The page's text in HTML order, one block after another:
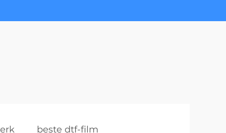
beste dtf-film